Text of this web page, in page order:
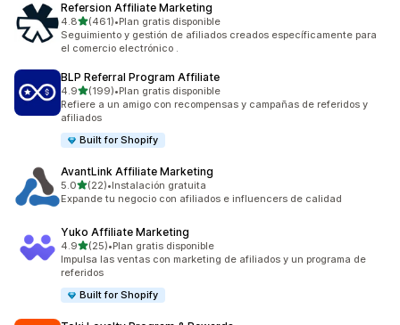
Refersion Affiliate Marketing
4.8de 5 estrellas
(461)
461 reseñas en total
•Plan gratis disponible
Seguimiento y gestión de afiliados creados específicamente para
el comercio electrónico .
BLP Referral Program Affiliate
4.9de 5 estrellas
(199)
199 reseñas en total
•Plan gratis disponible
Refiere a un amigo con recompensas y campañas de referidos y
afiliados
Built for Shopify
AvantLink Affiliate Marketing
5.0de 5 estrellas
(22)
22 reseñas en total
•Instalación gratuita
Expande tu negocio con afiliados e influencers de calidad
Yuko Affiliate Marketing
4.9de 5 estrellas
(25)
25 reseñas en total
•Plan gratis disponible
Impulsa las ventas con marketing de afiliados y un programa de
referidos
Built for Shopify